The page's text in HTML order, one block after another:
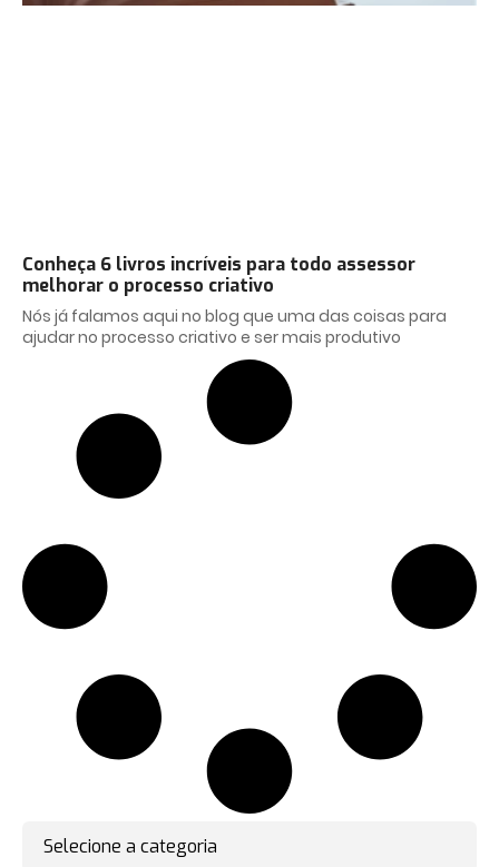
Conheça 6 livros incríveis para todo assessor
melhorar o processo criativo
Nós já falamos aqui no blog que uma das coisas para
ajudar no processo criativo e ser mais produtivo
Selecione a categoria